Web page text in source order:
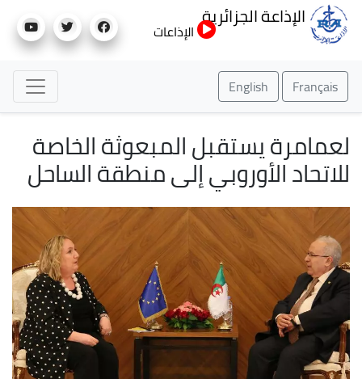
إلى
الإذاعة الجزائرية
الإذاعات
Français
English
لعمامرة يستقبل المبعوثة الخاصة
للاتحاد الأوروبي إلى منطقة الساحل